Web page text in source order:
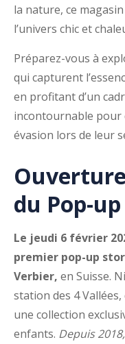
la nature, ce
l’univers chic et
Préparez-vous à
qui capturent
en profitant d’un
incontournable pour
évasion lors de leur
du Pop-
Le jeudi 6 février
premier pop-up
Verbier, en Suisse.
station des 4
une collection
enfants. Depuis